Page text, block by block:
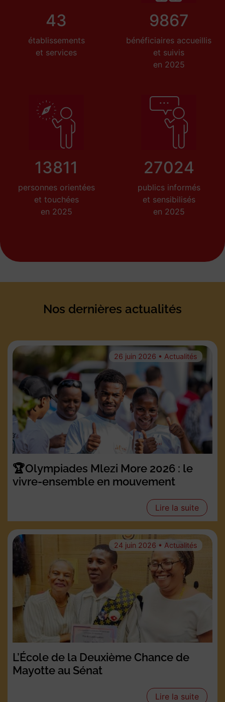
43
établissements
et services
9867
bénéficiaires accueillis
et suivis
en 2025
13811
personnes orientées
et touchées
en 2025
27024
publics informés
et sensibilisés
en 2025
Nos dernières actualités
26 juin 2026 • Actualités
🏆Olympiades Mlezi More 2026 : le
vivre-ensemble en mouvement
Lire la suite
24 juin 2026 • Actualités
L’École de la Deuxième Chance de
Mayotte au Sénat
Lire la suite